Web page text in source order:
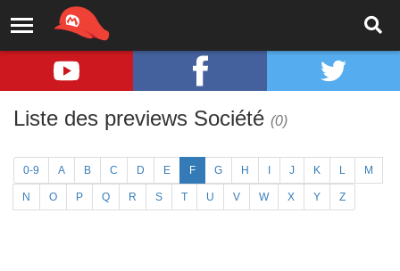
Liste des previews Société (0)
0-9 A B C D E F G H J K L M
N O P Q R S T U V W X Y Z